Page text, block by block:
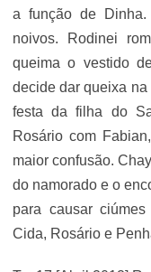
a função de Dinha.
noivos. Rodinei
queima o vestido
decide dar queixa
festa da filha do
Rosário com
maior confusão.
do namorado e o
para causar
Cida, Rosário e